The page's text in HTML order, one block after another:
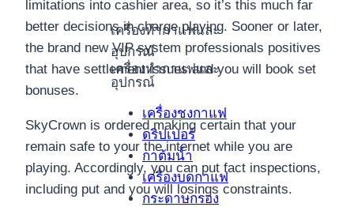
เครื่องทำกาแฟและ
อุปกรณ์
เครื่องทำกาแฟและ
อุปกรณ์
เครื่องชงกาแฟ
ดริปเปอร์
กาต้มน้ำ
เครื่องบดกาแฟ
กระดาษกรอง
limitations into cashier area, so it’s this much far
better decisions in charge playing. Sooner or later,
the brand new VIP system professionals positives
that have settlement issues and you will book set
bonuses.
SkyCrown is ordered making certain that your
remain safe to your the internet while you are
playing. Accordingly, you can put fact inspections,
including put and you will losings constraints.